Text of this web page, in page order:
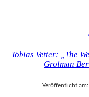
Tobias Vetter: „The
Grolman
Veröffentlicht am: